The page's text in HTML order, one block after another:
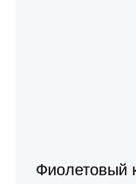
Фиолетовый